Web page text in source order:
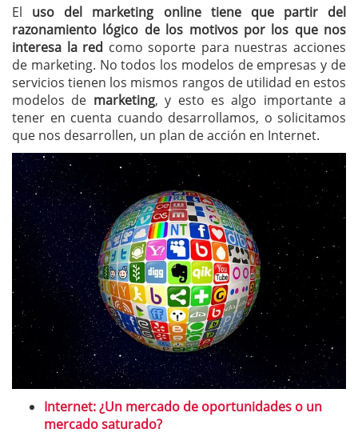
El uso del marketing online tiene que partir del
razonamiento lógico de los motivos por los que nos
interesa la red como soporte para nuestras acciones
de marketing. No todos los modelos de empresas y de
servicios tienen los mismos rangos de utilidad en estos
modelos de marketing, y esto es algo importante a
tener en cuenta cuando desarrollamos, o solicitamos
que nos desarrollen, un plan de acción en Internet.
Internet: ¿Un mercado de oportunidades o un
mercado saturado?